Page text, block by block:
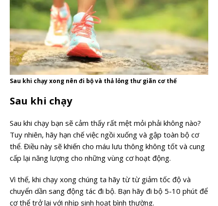
Sau khi chạy xong nên đi bộ và thả lỏng thư giãn cơ thể
Sau khi chạy
Sau khi chạy bạn sẽ cảm thấy rất mệt mỏi phải không nào?
Tuy nhiên, hãy hạn chế việc ngồi xuống và gập toàn bộ cơ
thể. Điều này sẽ khiến cho máu lưu thông không tốt và cung
cấp lại năng lượng cho những vùng cơ hoạt động.
Vì thế, khi chạy xong chúng ta hãy từ từ giảm tốc độ và
chuyển dần sang động tác đi bộ. Bạn hãy đi bộ 5-10 phút để
cơ thể trở lại với nhịp sinh hoạt bình thường.